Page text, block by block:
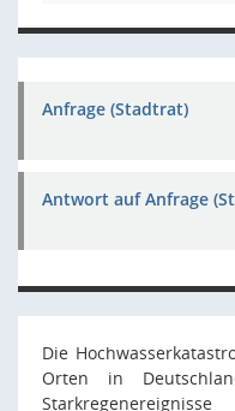
Anfrage (Stadtrat)
Antwort auf Anfrage
Die
Orten in